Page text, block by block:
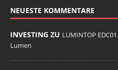
NEUESTE KOMMENTARE
INVESTING ZU LUMINTOP
Lumen